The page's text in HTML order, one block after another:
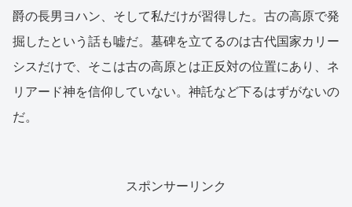
爵の長男ヨハン、そして私だけが習得した。古の高原で発
掘したという話も嘘だ。墓碑を立てるのは古代国家カリー
シスだけで、そこは古の高原とは正反対の位置にあり、ネ
リアード神を信仰していない。神託など下るはずがないの
だ。
スポンサーリンク